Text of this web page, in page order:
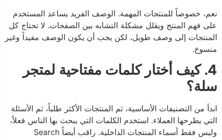
نعم، خصوصاً للمنتجات المهمة. الوصف الفريد يساعد المستخدم
على فهم المنتج ويقلل مشكلة التشابه بين الصفحات. لا تحتاج كل
المنتجات إلى وصف طويل، لكن يجب أن يكون الوصف مفيداً وغير
منسوخ.
4. كيف أختار كلمات مفتاحية لمتجر
سلة؟
ابدأ من التصنيفات الأساسية، ثم المنتجات الأكثر طلباً، ثم الأسئلة
التي يطرحها العملاء. استخدم الكلمات التي يبحث بها الناس فعلاً،
وليس فقط أسماء المنتجات الداخلية. راقب أيضاً Search